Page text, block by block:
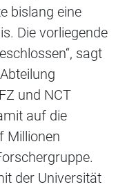
bislang eine
Die vorliegende
sagt
und NCT
auf die
Millionen
der Universität